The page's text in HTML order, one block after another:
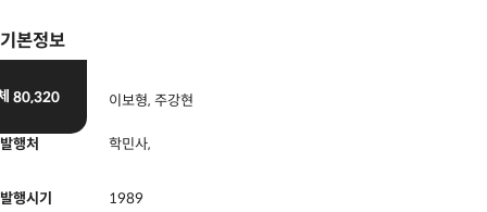
- Web-DB
기본정보
저자 이보형, 주강현
발행처 학민사,
발행시기 1989
80,320